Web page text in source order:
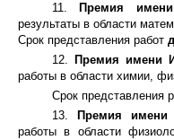
11.
Премия
результаты в области
Срок представления работ
12.
Премия имени
работы в области химии,
Срок представления
13.
Премия имени
работы в области